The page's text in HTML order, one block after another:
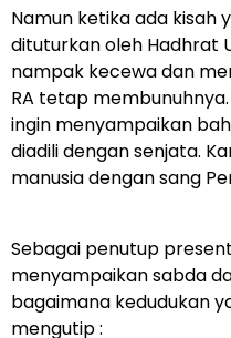
Namun ketika ada kisah
dituturkan oleh Hadhrat
nampak kecewa dan
RA tetap
ingin menyampaikan
diadili dengan senjata.
manusia dengan sang
Sebagai penutup
menyampaikan sabda
bagaimana kedudukan
mengutip :